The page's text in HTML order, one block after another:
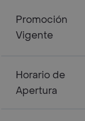
Promoción
Vigente
Horario de
Apertura